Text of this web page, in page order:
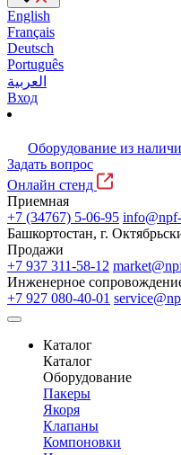
English
Français
Deutsch
Português
العربية
Вход
Оборудование из
Задать вопрос
Онлайн стенд
Приемная
+7 (34767) 5-06-95
Башкортостан, г.
Продажи
+7 937 311-58-12
Инженерное
+7 927 080-40-01
Каталог
Каталог
Оборудование
Пакеры
Якоря
Клапаны
Компоновки